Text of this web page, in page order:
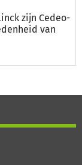
zijn Cedeo-
van